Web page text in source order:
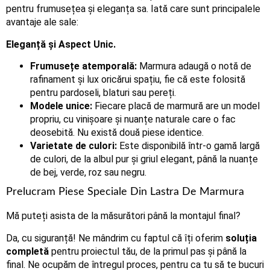
pentru frumusețea și eleganța sa. Iată care sunt principalele
avantaje ale sale:
Eleganță și Aspect Unic.
Frumusețe atemporală: Marmura adaugă o notă de
rafinament și lux oricărui spațiu, fie că este folosită
pentru pardoseli, blaturi sau pereți.
Modele unice: Fiecare placă de marmură are un model
propriu, cu vinișoare și nuanțe naturale care o fac
deosebită. Nu există două piese identice.
Varietate de culori: Este disponibilă într-o gamă largă
de culori, de la albul pur și griul elegant, până la nuanțe
de bej, verde, roz sau negru.
Prelucram Piese Speciale Din Lastra De Marmura
Mă puteți asista de la măsurători până la montajul final?
Da, cu siguranță! Ne mândrim cu faptul că îți oferim soluția
completă pentru proiectul tău, de la primul pas și până la
final. Ne ocupăm de întregul proces, pentru ca tu să te bucuri